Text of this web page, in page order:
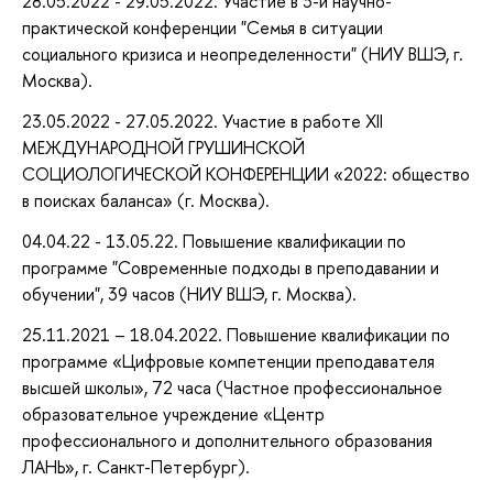
практической конференции "Семья в ситуации
социального кризиса и неопределенности" (НИУ ВШЭ, г.
Москва).
23.05.2022 - 27.05.2022. Участие в работе XII
МЕЖДУНАРОДНОЙ ГРУШИНСКОЙ
СОЦИОЛОГИЧЕСКОЙ КОНФЕРЕНЦИИ «2022: общество
в поисках баланса» (г. Москва).
04.04.22 - 13.05.22. Повышение квалификации по
программе "Современные подходы в преподавании и
обучении", 39 часов (НИУ ВШЭ, г. Москва).
25.11.2021 – 18.04.2022. Повышение квалификации по
программе «Цифровые компетенции преподавателя
высшей школы», 72 часа (Частное профессиональное
образовательное учреждение «Центр
профессионального и дополнительного образования
ЛАНЬ», г. Санкт-Петербург).